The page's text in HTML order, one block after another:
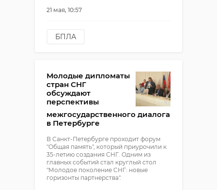
21 мая, 10:57
БПЛА
Молодые дипломаты
стран СНГ
обсуждают
перспективы
межгосударственного диалога
в Петербурге
В Санкт-Петербурге проходит форум
"Общая память", который приурочили к
35-летию создания СНГ. Одним из
главных событий стал круглый стол
"Молодое поколение СНГ: новые
горизонты партнерства".